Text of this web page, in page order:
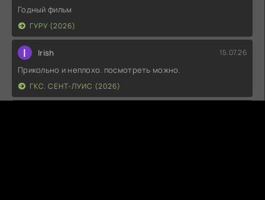
Годный фильм
ГУРУ (2026)
I Irish 15.07.26
Прикольно и неплохо. посмотреть можно.
ГКС. СЕНТ-ЛУИС (2026)